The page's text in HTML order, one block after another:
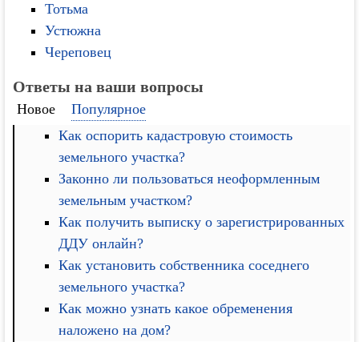
Тотьма
Устюжна
Череповец
Ответы на ваши вопросы
Новое
Популярное
Как оспорить кадастровую стоимость
земельного участка?
Законно ли пользоваться неоформленным
земельным участком?
Как получить выписку о зарегистрированных
ДДУ онлайн?
Как установить собственника соседнего
земельного участка?
Как можно узнать какое обременения
наложено на дом?